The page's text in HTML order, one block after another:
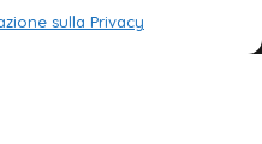
sulla Privacy